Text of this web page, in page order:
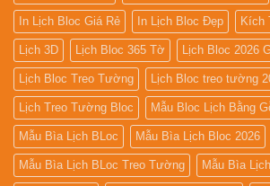
In Lịch Bloc Giá Rẻ In Lịch Bloc Đẹp Kích
Lịch 3D Lịch Bloc 365 Tờ Lịch Bloc 2026
Lịch Bloc Treo Tường Lịch Bloc treo tường
Lịch Treo Tường Bloc Mẫu Bloc Lịch Bằng
Mẫu Bìa Lịch BLoc Mẫu Bìa Lịch Bloc 2026
Mẫu Bìa Lịch BLoc Treo Tường Mẫu Bìa